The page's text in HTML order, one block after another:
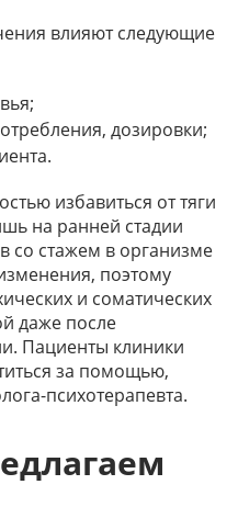
влияют следующие
дозировки;
избавиться от тяги
на ранней стадии
со стажем в организме
поэтому
и соматических
даже после
Пациенты клиники
за помощью,
психотерапевта.